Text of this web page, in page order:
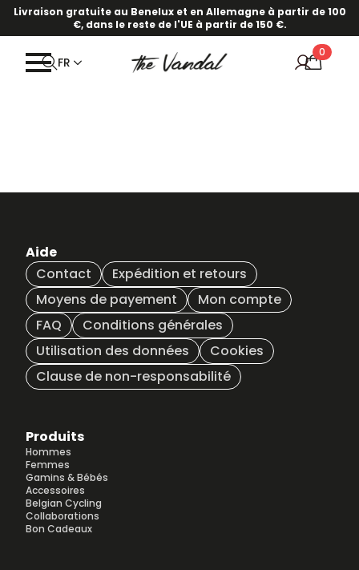
Livraison gratuite au Benelux et en Allemagne à partir de 100
€, dans le reste de l'UE à partir de 150 €.
FR
0
Aide
Contact
Expédition et retours
Moyens de payement
Mon compte
FAQ
Conditions générales
Utilisation des données
Cookies
Clause de non-responsabilité
Produits
Hommes
Femmes
Gamins & Bébés
Accessoires
Belgian Cycling
Collaborations
Bon Cadeaux